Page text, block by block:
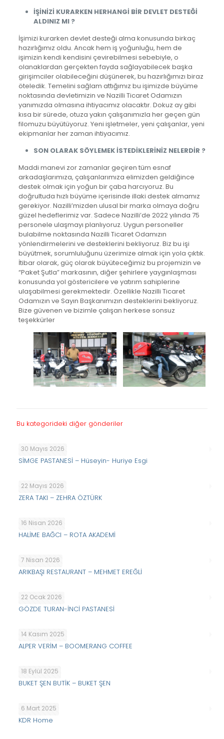
İŞİNİZİ KURARKEN HERHANGİ BİR DEVLET DESTEĞİ
ALDINIZ MI ?
İşimizi kurarken devlet desteği alma konusunda birkaç
hazırlığımız oldu. Ancak hem iş yoğunluğu, hem de
işimizin kendi kendisini çevirebilmesi sebebiyle, o
olanaklardan gerçekten fayda sağlayabilecek başka
girişimciler olabileceğini düşünerek, bu hazırlığımızı biraz
öteledik. Temelini sağlam attığımız bu işimizde büyüme
noktasında devletimizin ve Nazilli Ticaret Odamızın
yanımızda olmasına ihtiyacımız olacaktır. Dokuz ay gibi
kısa bir sürede, otuza yakın çalışanımızla her geçen gün
filomuzu büyütüyoruz. Yeni işletmeler, yeni çalışanlar, yeni
ekipmanlar her zaman ihtiyacımız.
SON OLARAK SÖYLEMEK İSTEDİKLERİNİZ NELERDİR ?
Maddi manevi zor zamanlar geçiren tüm esnaf
arkadaşlarımıza, çalışanlarımıza elimizden geldiğince
destek olmak için yoğun bir çaba harcıyoruz. Bu
doğrultuda hızlı büyüme içerisinde illaki destek almamız
gerekiyor. Nazilli’mizden ulusal bir marka olmaya doğru
güzel hedeflerimiz var. Sadece Nazilli’de 2022 yılında 75
personele ulaşmayı planlıyoruz. Uygun personeller
bulabilme noktasında Nazilli Ticaret Odamızın
yönlendirmelerini ve desteklerini bekliyoruz. Biz bu işi
büyütmek, sorumluluğunu üzerimize almak için yola çıktık.
İtibar olarak, güç olarak büyüteceğimiz bu projemizin ve
“Paket Şutla” markasının, diğer şehirlere yaygınlaşması
konusunda yol göstericilere ve yatırım sahiplerine
ulaşabilmesi gerekmektedir. Özellikle Nazilli Ticaret
Odamızın ve Sayın Başkanımızın desteklerini bekliyoruz.
Bize güvenen ve bizimle çalışan herkese sonsuz
teşekkürler
Bu kategorideki diğer gönderiler
30 Mayıs 2026
SİMGE PASTANESİ – Hüseyin- Huriye Esgi
22 Mayıs 2026
ZERA TAKI – ZEHRA ÖZTÜRK
16 Nisan 2026
HALİME BAĞCI – ROTA AKADEMİ
7 Nisan 2026
ARIKBAŞI RESTAURANT – MEHMET EREĞLİ
22 Ocak 2026
GÖZDE TURAN-İNCİ PASTANESİ
14 Kasım 2025
ALPER VERİM – BOOMERANG COFFEE
18 Eylül 2025
BUKET ŞEN BUTİK – BUKET ŞEN
6 Mart 2025
KDR Home